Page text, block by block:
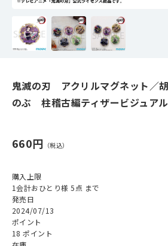
鬼滅の刃 アクリルマグネット／
のぶ 柱稽古編ティザービジュアル
660円
購入上限
1会計おひとり様 5点 まで
発売日
2024/07/13
ポイント
18 ポイント